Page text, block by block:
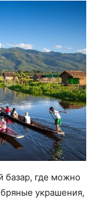
базар, где можно
украшения,